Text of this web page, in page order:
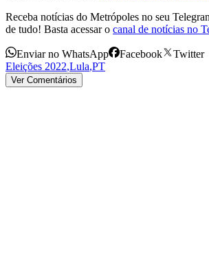
Receba notícias do Metrópoles no seu
de tudo! Basta acessar o canal de notícias no
Enviar no WhatsApp Facebook
Twitter
Eleições 2022,Lula,PT
Ver Comentários